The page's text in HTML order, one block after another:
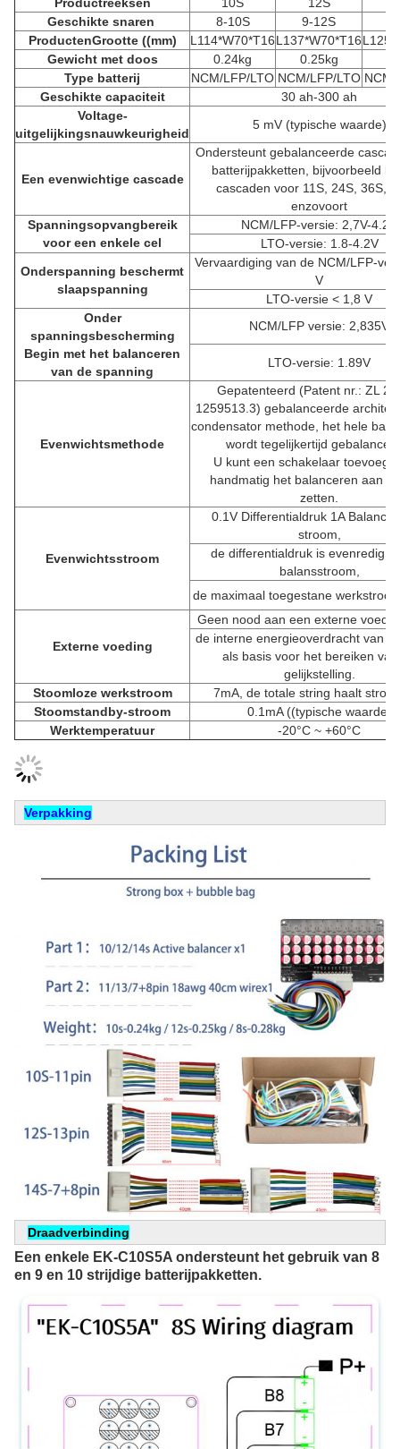
Geschikte snaren
8-10S 9-12S
ProductenGrootte ((mm) L114*W70*T16L137*W70*T16
Gewicht met doos
0.24kg 0.25kg
Type batterij
NCM/LFP/LTO NCM/LFP/LTO NCM/
Geschikte capaciteit
30 ah-300 ah
Voltage-
uitgelijkingsnauwkeurigheid
5 mV (typische waarde)
Een evenwichtige cascade
Ondersteunt gebalanceerde
batterijpakketten, bijvoorbeeld
cascaden voor 11S, 24S, 36S,
enzovoort
Spanningsopvangbereik
voor een enkele cel
NCM/LFP-versie: 2,7V-4.2V
LTO-versie: 1.8-4.2V
Onderspanning beschermt
slaapspanning
Vervaardiging van de NCM/LFP-
V
LTO-versie < 1,8 V
Onder
spanningsbescherming
Begin met het balanceren
van de spanning
NCM/LFP versie: 2,835V
LTO-versie: 1.89V
Evenwichtsmethode
Gepatenteerd (Patent nr.: ZL
1259513.3) gebalanceerde
condensator methode, het hele
wordt tegelijkertijd
U kunt een schakelaar
handmatig het balanceren aan
zetten.
Evenwichtsstroom
0.1V Differentialdruk 1A
stroom,
de differentialdruk is evenredig
balansstroom,
de maximaal toegestane
Externe voeding
Geen nood aan een externe
de interne energieoverdracht van
als basis voor het bereiken
gelijkstelling.
Stoomloze werkstroom
7mA, de totale string haalt
Stoomstandby-stroom
0.1mA ((typische waarde)
Werktemperatuur
-20°C ~ +60°C
Verpakking
Draadverbinding
Een enkele EK-C10S5A ondersteunt het gebruik van 8
en 9 en 10 strijdige batterijpakketten.